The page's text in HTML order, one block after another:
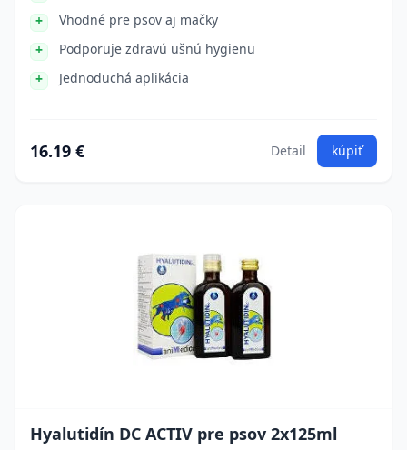
Vhodné pre psov aj mačky
Podporuje zdravú ušnú hygienu
Jednoduchá aplikácia
16.19 € Detail kúpiť
Hyalutidín DC ACTIV pre psov 2x125ml